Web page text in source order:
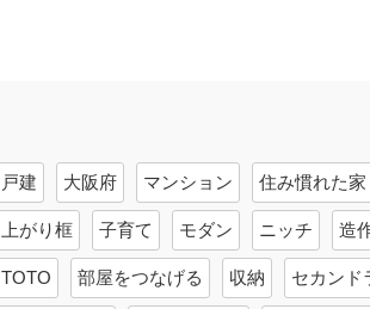
戸建 大阪府 マンション 住み慣れた家
上がり框 子育て モダン ニッチ 造
TOTO 部屋をつなげる 収納 セカンド